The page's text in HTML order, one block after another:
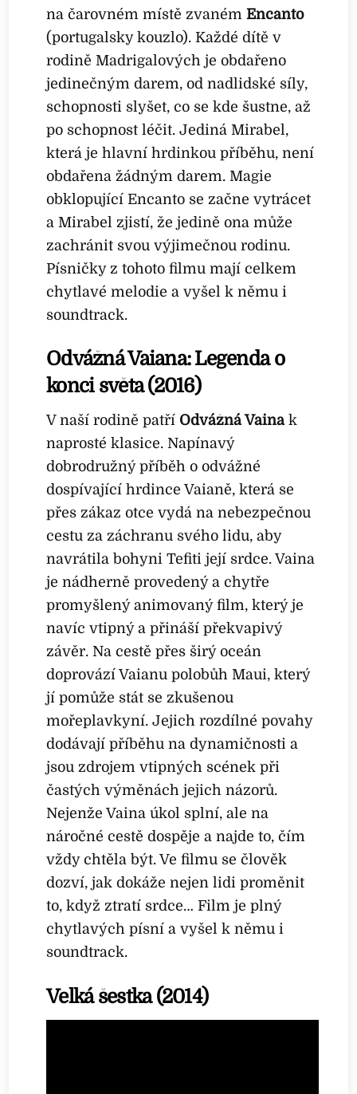
na čarovném místě zvanémEncanto
(portugalsky kouzlo). Každé dítě v
rodině Madrigalových je obdařeno
jedinečným darem, od nadlidské síly,
schopnosti slyšet, co se kde šustne, až
po schopnost léčit. Jediná Mirabel,
která je hlavní hrdinkou příběhu, není
obdařena žádným darem. Magie
obklopující Encanto se začne vytrácet
a Mirabel zjistí, že jedině ona může
zachránit svou výjimečnou rodinu.
Písničky z tohoto filmu mají celkem
chytlavé melodie a vyšel k němu i
soundtrack.
Odvážná Vaiana: Legenda o
konci světa (2016)
V naší rodině patří Odvážná Vainak
naprosté klasice. Napínavý
dobrodružný příběh o odvážné
dospívající hrdince Vaianě, která se
přes zákaz otce vydá na nebezpečnou
cestu za záchranu svého lidu, aby
navrátila bohyni Tefiti její srdce. Vaina
je nádherně provedený a chytře
promyšlený animovaný film, který je
navíc vtipný a přináší překvapivý
závěr. Na cestě přes širý oceán
doprovází Vaianu polobůh Maui, který
jí pomůže stát se zkušenou
mořeplavkyní. Jejich rozdílné povahy
dodávají příběhu na dynamičnosti a
jsou zdrojem vtipných scének při
častých výměnách jejich názorů.
Nejenže Vaina úkol splní, ale na
náročné cestě dospěje a najde to, čím
vždy chtěla být. Ve filmu se člověk
dozví, jak dokáže nejen lidi proměnit
to, když ztratí srdce… Film je plný
chytlavých písní a vyšel k němu i
soundtrack.
Velká šestka (2014)